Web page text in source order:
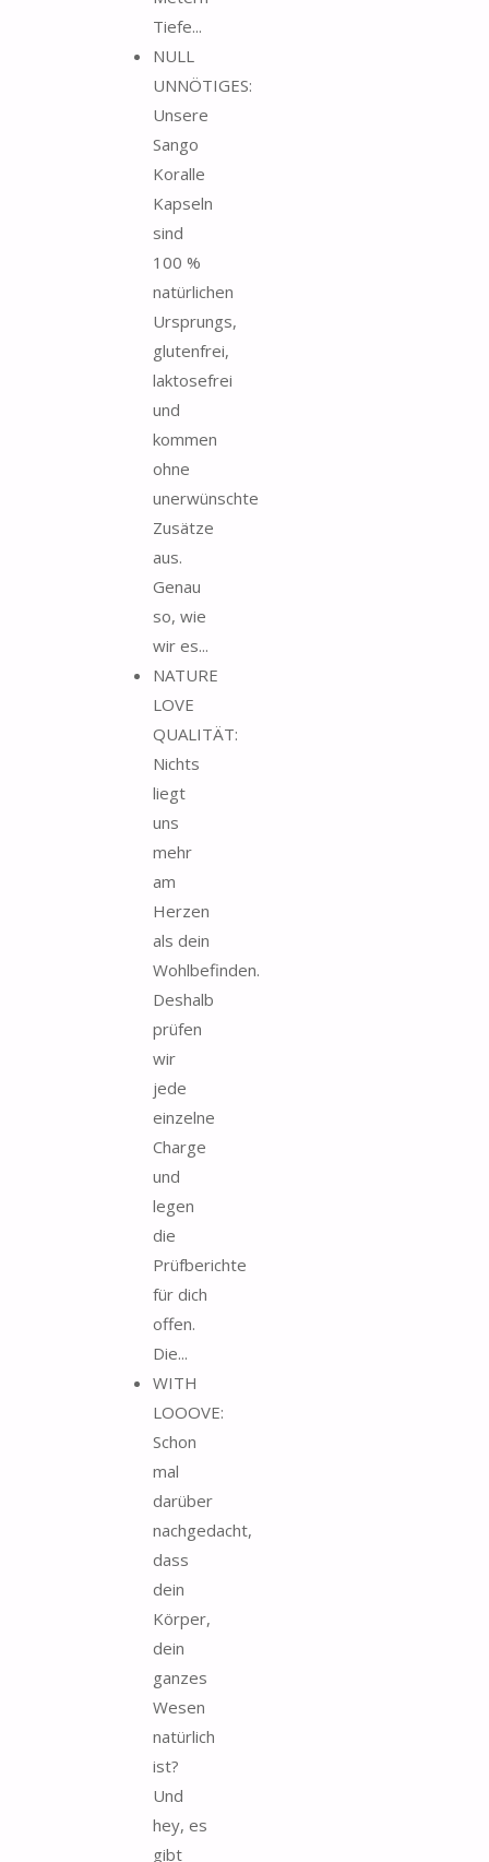
Tiefe...
NULL
UNNÖTIGES:
Unsere
Sango
Koralle
Kapseln
sind
100 %
natürlichen
Ursprungs,
glutenfrei,
laktosefrei
und
kommen
ohne
unerwünschte
Zusätze
aus.
Genau
so, wie
wir es...
NATURE
LOVE
QUALITÄT:
Nichts
liegt
uns
mehr
am
Herzen
als dein
Wohlbefinden.
Deshalb
prüfen
wir
jede
einzelne
Charge
und
legen
die
Prüfberichte
für dich
offen.
Die...
WITH
LOOOVE:
Schon
mal
darüber
nachgedacht,
dass
dein
Körper,
dein
ganzes
Wesen
natürlich
ist?
Und
hey, es
gibt